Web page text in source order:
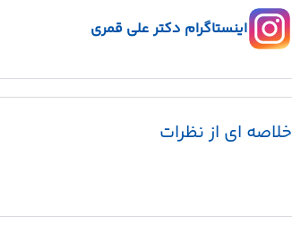
اینستاگرام دکتر علی قمری
خلاصه ای از نظرات